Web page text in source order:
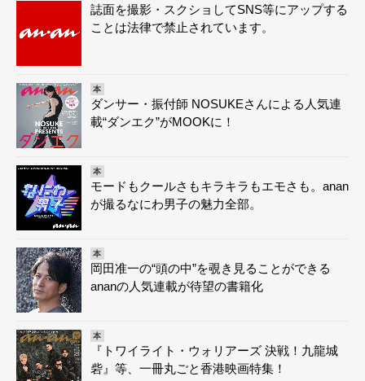
誌面を撮影・スクショしてSNS等にアップする
ことは法律で禁止されています。
本
ダンサー・振付師 NOSUKEさんによる人気連
載“ダンエク”がMOOKに！
本
モードもクールさもキラキラもエモさも。anan
が撮るなにわ男子の魅力全部。
本
岡田准一の“頭の中”を覗き見ることができる
ananの人気連載が待望の書籍化
本
『トワイライト・ウォリアーズ 決戦！九龍城
砦』等、一冊丸ごと香港映画特集！